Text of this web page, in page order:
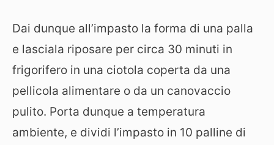
Dai dunque all’impasto la forma di una palla
e lasciala riposare per circa 30 minuti in
frigorifero in una ciotola coperta da una
pellicola alimentare o da un canovaccio
pulito. Porta dunque a temperatura
ambiente, e dividi l’impasto in 10 palline di